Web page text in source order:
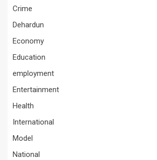
Crime
Dehardun
Economy
Education
employment
Entertainment
Health
International
Model
National